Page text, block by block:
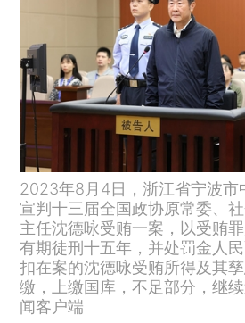
2023年8月4日，浙江省宁波市
宣判十三届全国政协原常委、
主任沈德咏受贿一案，以受贿
有期徒刑十五年，并处罚金人
扣在案的沈德咏受贿所得及其
缴，上缴国库，不足部分，继
闻客户端